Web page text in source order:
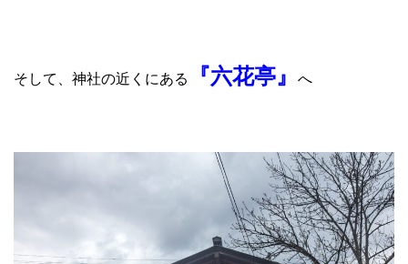
そして、神社の近くにある 『六花亭』 へ